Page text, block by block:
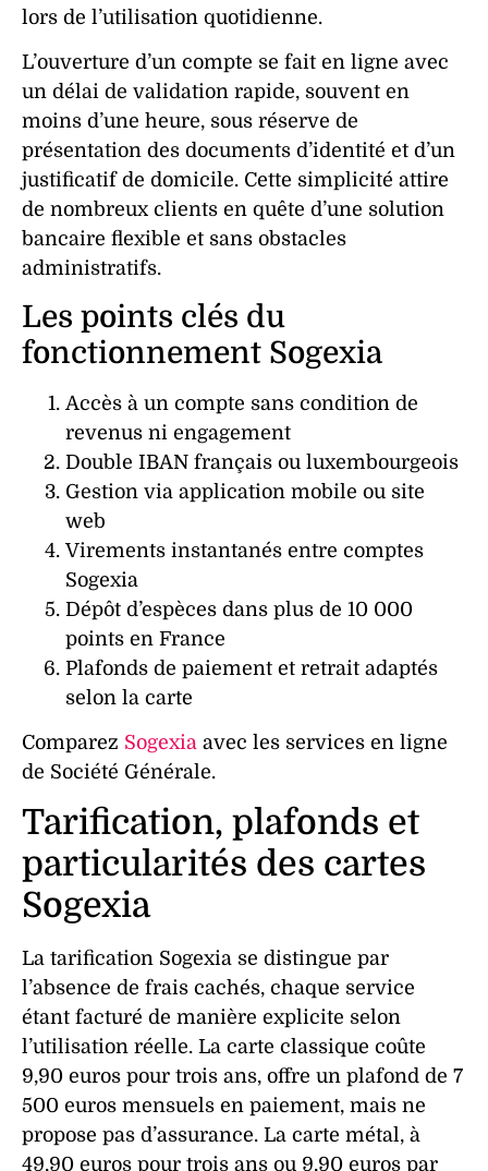
lors de l’utilisation quotidienne.
L’ouverture d’un compte se fait en ligne avec
un délai de validation rapide, souvent en
moins d’une heure, sous réserve de
présentation des documents d’identité et d’un
justificatifde domicile. Cette simplicité attire
de nombreux clients en quête d’une solution
bancaire flexible et sans obstacles
administratifs.
Les points clés du
fonctionnement Sogexia
Accès à un compte sans condition de
revenus ni engagement
Double IBAN français ou luxembourgeois
Gestion via application mobile ou site
web
Virements instantanés entre comptes
Sogexia
Dépôt d’espèces dans plus de 10 000
points en France
Plafonds de paiement et retrait adaptés
selon la carte
Comparez Sogexia avec les services en ligne
de Société Générale.
Tarification, plafonds et
particularités des cartes
Sogexia
La tarification Sogexia se distingue par
l’absence de frais cachés, chaque service
étant facturé de manière explicite selon
l’utilisation réelle. La carte classique coûte
9,90 euros pour trois ans, offre un plafond de 7
500 euros mensuels en paiement, mais ne
propose pas d’assurance. La carte métal, à
49,90 euros pour trois ans ou 9,90 euros par